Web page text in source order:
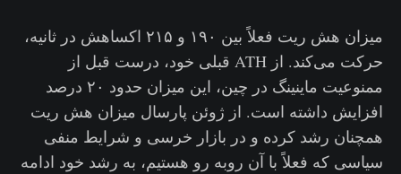
میزان هش ریت فعلاً بین ۱۹۰ و ۲۱۵ اکساهش در ثانیه،
حرکت می‌کند. از ATH قبلی خود، درست قبل از
ممنوعیت ماینینگ در چین، این میزان حدود ۲۰ درصد
افزایش داشته است. از ژوئن پارسال میزان هش ریت
همچنان رشد کرده و در بازار خرسی و شرایط منفی
سیاسی که فعلاً با آن روبه رو هستیم، به رشد خود ادامه